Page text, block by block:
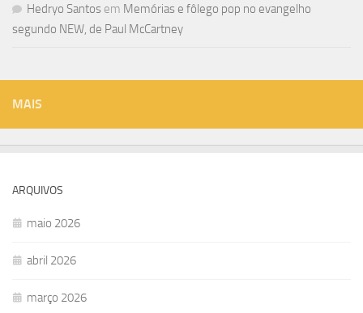
Hedryo Santos em Memórias e fôlego pop no evangelho
segundo NEW, de Paul McCartney
MAIS
ARQUIVOS
maio 2026
abril 2026
março 2026